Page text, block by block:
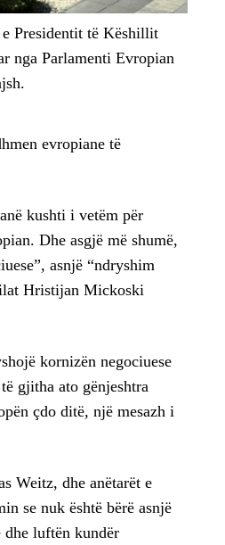
e Presidentit të Këshillit
nga Parlamenti Evropian
evropiane të
kushti i vetëm për
Dhe asgjë më shumë,
asnjë “ndryshim
Hristijan Mickoski
kornizën negociuese
gjitha ato gënjeshtra
çdo ditë, një mesazh i
Weitz, dhe anëtarët e
se nuk është bërë asnjë
luftën kundër